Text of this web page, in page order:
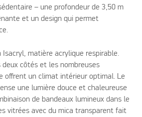
– une profondeur de 3,50 m
et un design qui permet
Isacryl, matière acrylique respirable.
deux côtés et les nombreuses
offrent un climat intérieur optimal. Le
une lumière douce et chaleureuse
de bandeaux lumineux dans le
vitrées avec du mica transparent fait